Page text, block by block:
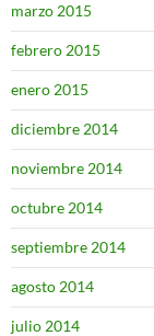
marzo 2015
febrero 2015
enero 2015
diciembre 2014
noviembre 2014
octubre 2014
septiembre 2014
agosto 2014
julio 2014